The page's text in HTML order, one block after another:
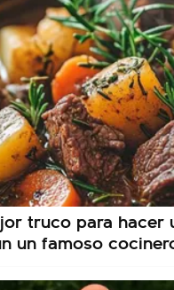
truco para hacer
un famoso